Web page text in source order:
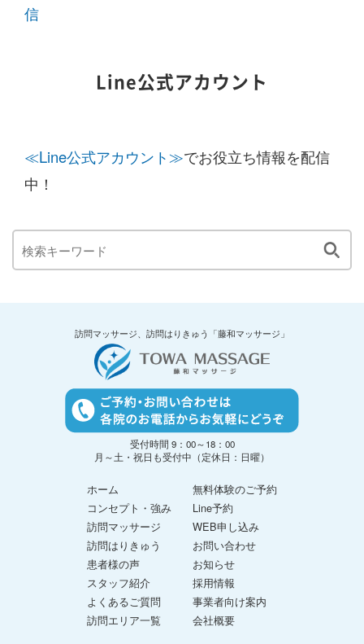
信
Line公式アカウント
≪Line公式アカウント≫でお役立ち情報を配信
中！
訪問マッサージ、訪問はりきゅう「藤和マッサージ」
受付時間 9：00～18：00
月～土・祝日も受付中（定休日：日曜）
ホーム
コンセプト・強み
訪問マッサージ
訪問はりきゅう
患者様の声
スタッフ紹介
よくあるご質問
訪問エリア一覧
無料体験のご予約
Line予約
WEB申し込み
お問い合わせ
お知らせ
採用情報
事業者向け案内
会社概要